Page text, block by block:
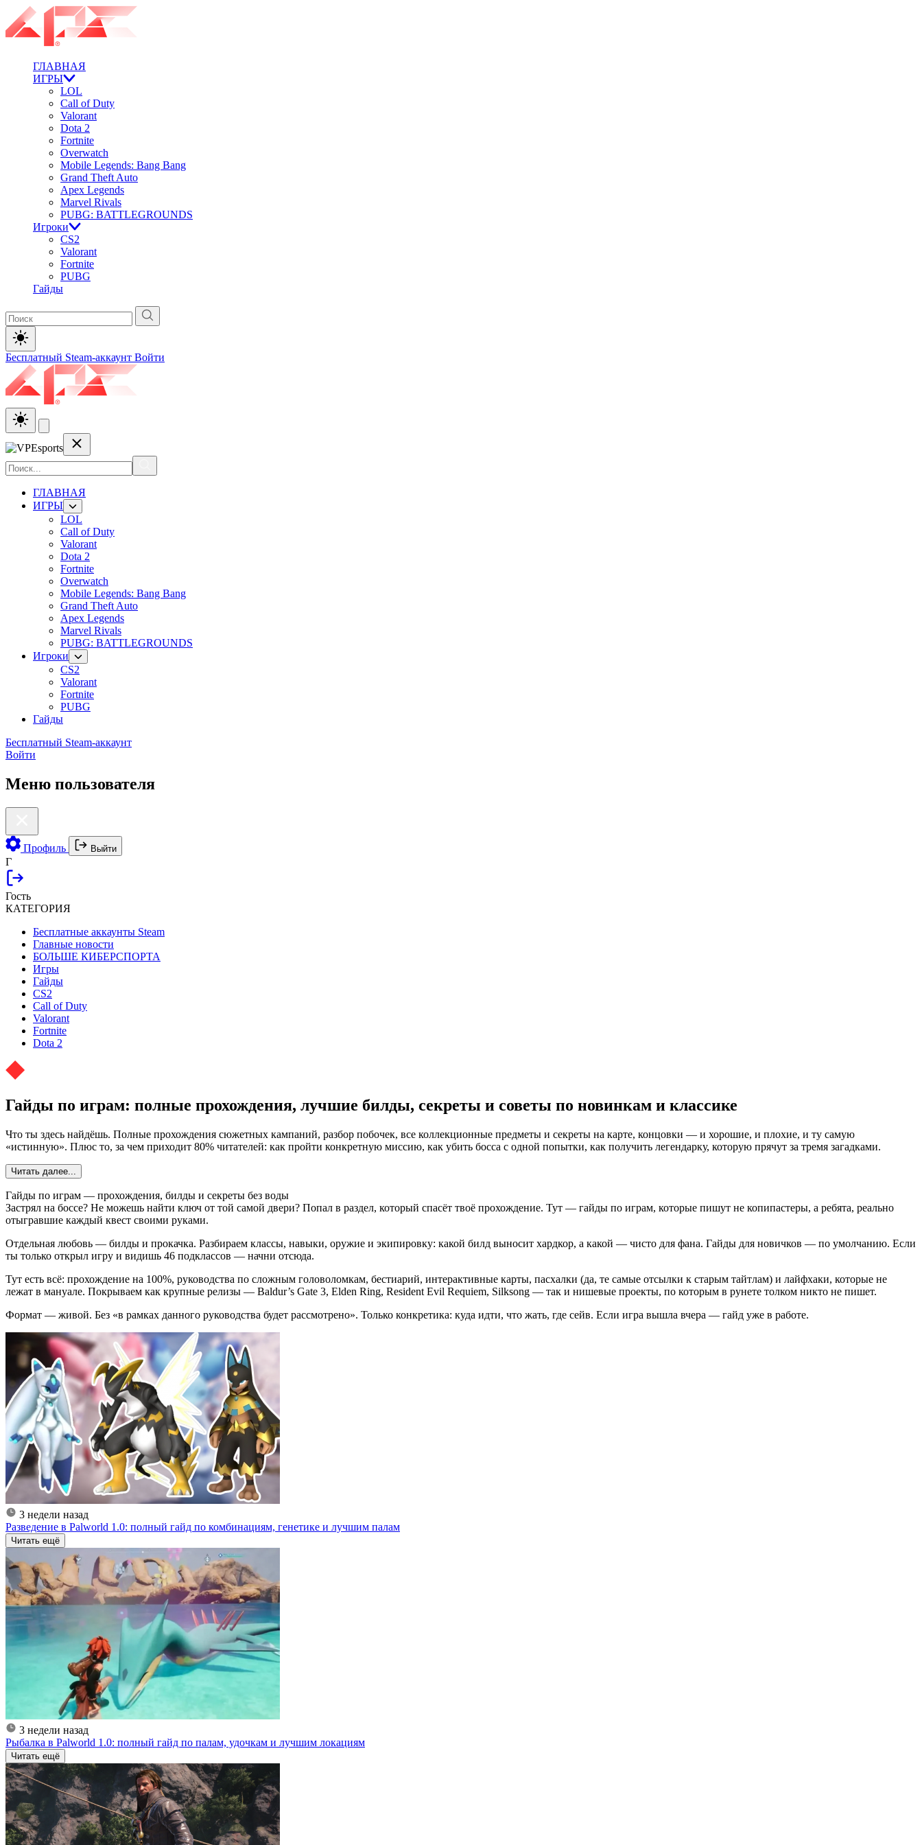
ГЛАВНАЯ
ИГРЫ
LOL
Call of Duty
Valorant
Dota 2
Fortnite
Overwatch
Mobile Legends: Bang Bang
Grand Theft Auto
Apex Legends
Marvel Rivals
PUBG: BATTLEGROUNDS
Игроки
CS2
Valorant
Fortnite
PUBG
Гайды
Бесплатный Steam-аккаунт Войти
ГЛАВНАЯ
ИГРЫ
LOL
Call of Duty
Valorant
Dota 2
Fortnite
Overwatch
Mobile Legends: Bang Bang
Grand Theft Auto
Apex Legends
Marvel Rivals
PUBG: BATTLEGROUNDS
Игроки
CS2
Valorant
Fortnite
PUBG
Гайды
Бесплатный Steam-аккаунт
Войти
Меню пользователя
Профиль Выйти
Г
Гость
КАТЕГОРИЯ
Бесплатные аккаунты Steam
Главные новости
БОЛЬШЕ КИБЕРСПОРТА
Игры
Гайды
CS2
Call of Duty
Valorant
Fortnite
Dota 2
Гайды по играм: полные прохождения, лучшие билды, секреты и советы по новинкам и классике
Что ты здесь найдёшь. Полные прохождения сюжетных кампаний, разбор побочек, все коллекционные предметы и секреты на карте, концовки — и хорошие, и плохие, и ту самую
«истинную». Плюс то, за чем приходит 80% читателей: как пройти конкретную миссию, как убить босса с одной попытки, как получить легендарку, которую прячут за тремя загадками.
Читать далее...
Гайды по играм — прохождения, билды и секреты без воды
Застрял на боссе? Не можешь найти ключ от той самой двери? Попал в раздел, который спасёт твоё прохождение. Тут — гайды по играм, которые пишут не копипастеры, а ребята, реально
отыгравшие каждый квест своими руками.
Отдельная любовь — билды и прокачка. Разбираем классы, навыки, оружие и экипировку: какой билд выносит хардкор, а какой — чисто для фана. Гайды для новичков — по умолчанию. Если
ты только открыл игру и видишь 46 подклассов — начни отсюда.
Тут есть всё: прохождение на 100%, руководства по сложным головоломкам, бестиарий, интерактивные карты, пасхалки (да, те самые отсылки к старым тайтлам) и лайфхаки, которые не
лежат в мануале. Покрываем как крупные релизы — Baldur’s Gate 3, Elden Ring, Resident Evil Requiem, Silksong — так и нишевые проекты, по которым в рунете толком никто не пишет.
Формат — живой. Без «в рамках данного руководства будет рассмотрено». Только конкретика: куда идти, что жать, где сейв. Если игра вышла вчера — гайд уже в работе.
3 недели назад
Разведение в Palworld 1.0: полный гайд по комбинациям, генетике и лучшим палам
Читать ещё
3 недели назад
Рыбалка в Palworld 1.0: полный гайд по палам, удочкам и лучшим локациям
Читать ещё